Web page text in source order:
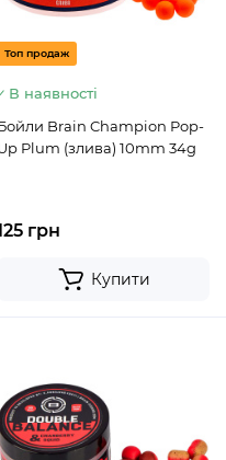
Топ продаж
В наявності
Brain Champion Pop-
Plum (злива) 10mm 34g
грн
Купити